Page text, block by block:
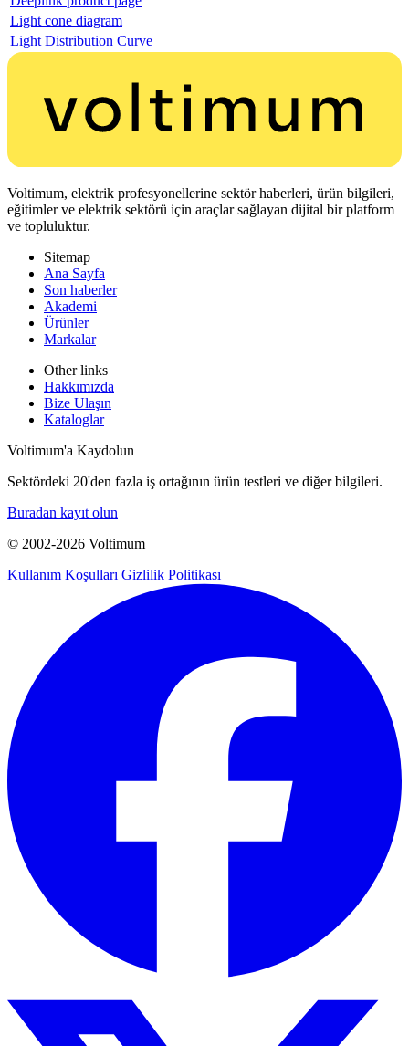
Light cone diagram
Light Distribution Curve
Voltimum, elektrik profesyonellerine sektör haberleri, ürün bilgileri,
eğitimler ve elektrik sektörü için araçlar sağlayan dijital bir platform
ve topluluktur.
Sitemap
Ana Sayfa
Son haberler
Akademi
Ürünler
Markalar
Other links
Hakkımızda
Bize Ulaşın
Kataloglar
Voltimum'a Kaydolun
Sektördeki 20'den fazla iş ortağının ürün testleri ve diğer bilgileri.
Buradan kayıt olun
© 2002-2026 Voltimum
Kullanım Koşulları Gizlilik Politikası